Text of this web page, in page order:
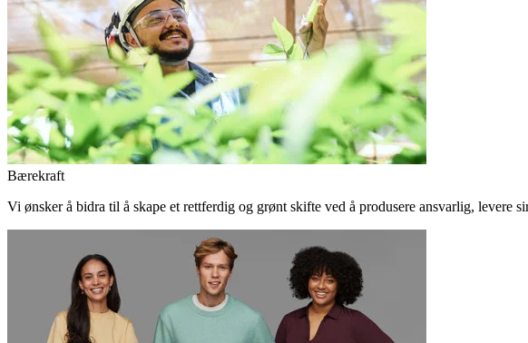
Bærekraft
Vi ønsker å bidra til å skape et rettferdig og grønt skifte ved å produsere ansvarlig,